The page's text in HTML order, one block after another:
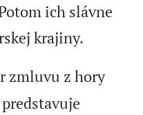
ich slávne
krajiny.
zmluvu z hory